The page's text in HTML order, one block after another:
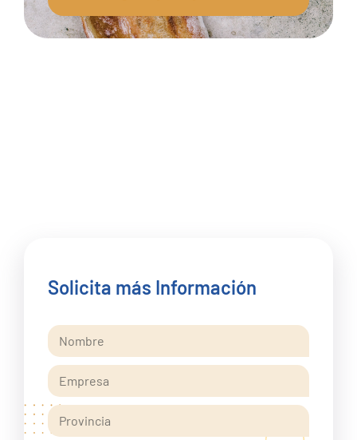
Solicita más Información